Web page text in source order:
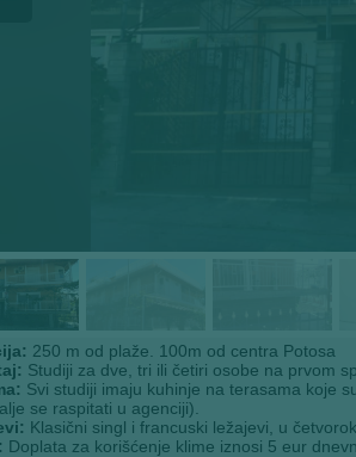
250 m od plaže. 100m od centra Potosa
Studiji za dve, tri ili četiri osobe na prvom
Svi studiji imaju kuhinje na terasama koje
se raspitati u agenciji).
Klasični singl i francuski ležajevi, u
Doplata za korišćenje klime iznosi 5 eur